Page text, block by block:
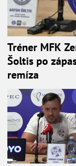
Tréner MFK
Šoltis po
remíza